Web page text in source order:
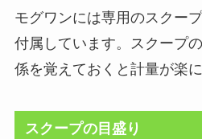
モグワンには専用のスクー
付属しています。スクープ
係を覚えておくと計量が楽に
スクープの目盛り